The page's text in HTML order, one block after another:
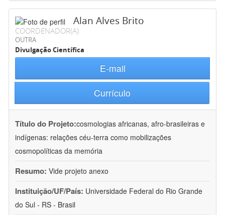
Alan Alves Brito
COORDENADOR(A)
OUTRA
Divulgação Científica
E-mail
Currículo
Título do Projeto:cosmologias africanas, afro-brasileiras e
indígenas: relações céu-terra como mobilizações
cosmopolíticas da memória
Resumo: Vide projeto anexo
Instituição/UF/País: Universidade Federal do Rio Grande
do Sul - RS - Brasil